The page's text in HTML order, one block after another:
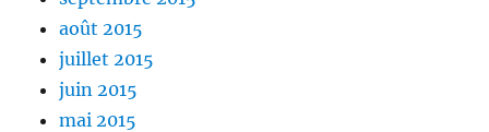
août 2015
juillet 2015
juin 2015
mai 2015